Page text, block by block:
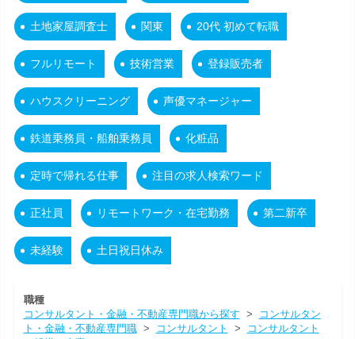
土地家屋調査士 関東 20代 初めて転職
フルリモート 技術営業 登録販売者
ハウスクリーニング 声優マネージャー
鉄道乗務員・船舶乗務員 化粧品
定時で帰れる仕事 注目の求人検索ワード
正社員 リモートワーク・在宅勤務 第二新卒
未経験 土日祝日休み
職種
コンサルタント・金融・不動産専門職から探す >
コンサルタン
ト・金融・不動産専門職> コンサルタント >
コンサルタント